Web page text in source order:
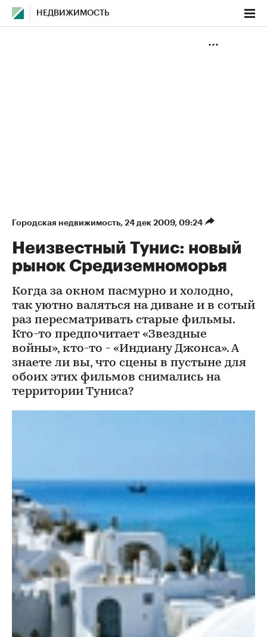
НЕДВИЖИМОСТЬ
Городская недвижимость⁠, 24 дек 2009, 09:24
Неизвестный Тунис: новый
рынок Средиземноморья
Когда за окном пасмурно и холодно,
так уютно валяться на диване и в сотый
раз пересматривать старые фильмы.
Кто-то предпочитает «Звездные
войны», кто-то - «Индиану Джонса». А
знаете ли вы, что сцены в пустыне для
обоих этих фильмов снимались на
территории Туниса?